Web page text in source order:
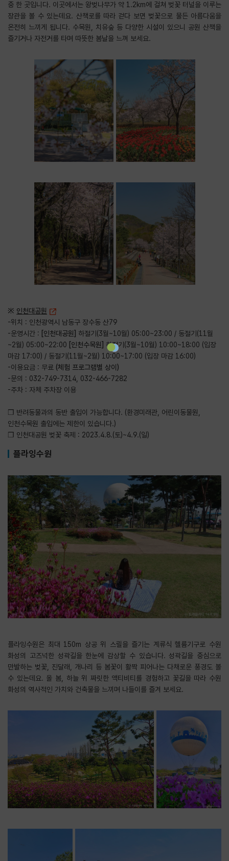
중 한 곳입니다. 이곳에서는 왕벚나무가 약 1.2km에 걸쳐 벚꽃 터널을 이루는
장관을 볼 수 있는데요. 산책로를 따라 걷다 보면 벚꽃으로 물든 아름다움을
온전히 느끼게 됩니다. 수목원, 치유숲 등 다양한 시설이 있으니 공원 산책을
즐기거나 자전거를 타며 따뜻한 봄날을 느껴 보세요.
※ 인천대공원
-위치 : 인천광역시 남동구 장수동 산79
-운영시간 :
[인천대공원] 하절기(3월~10월) 05:00~23:00 / 동절기(11월
~2월) 05:00~22:00
[인천수목원] 하절기(3월~10월) 10:00~18:00 (입장
마감 17:00) / 동절기(11월~2월) 10:00~17:00 (입장 마감 16:00)
-이용요금 : 무료 (체험 프로그램별 상이)
-문의 : 032-749-7314, 032-466-7282
-주차 : 자체 주차장 이용
❒ 반려동물과의 동반 출입이 가능합니다. (환경미래관, 어린이동물원,
인천수목원 출입에는 제한이 있습니다.)
❒ 인천대공원 벚꽃 축제 : 2023.4.8.(토)~4.9.(일)
플라잉수원
플라잉수원은 최대 150m 상공 위 스릴을 즐기는 계류식 헬륨기구로 수원
화성의 고즈넉한 성곽길을 한눈에 감상할 수 있습니다. 성곽길을 중심으로
만발하는 벚꽃, 진달래, 개나리 등 봄꽃이 활짝 피어나는 다채로운 풍경도 볼
수 있는데요. 올 봄, 하늘 위 짜릿한 액티비티를 경험하고 꽃길을 따라 수원
화성의 역사적인 가치와 건축물을 느끼며 나들이를 즐겨 보세요.